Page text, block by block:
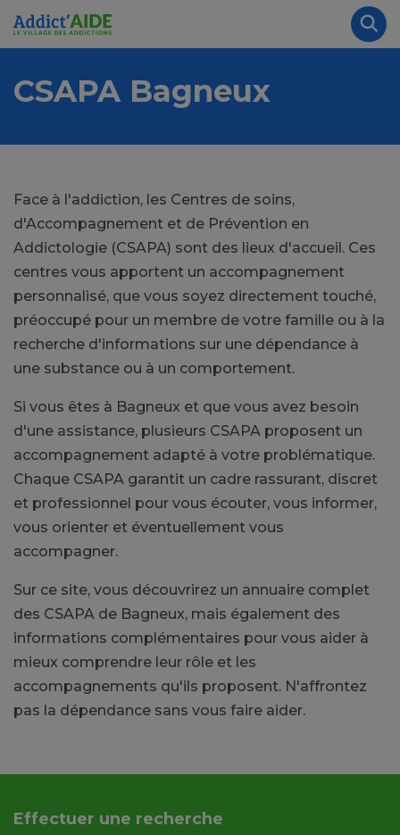
Aller au contenu principal
CSAPA Bagneux
Face à l'addiction, les Centres de soins,
d'Accompagnement et de Prévention en
Addictologie (CSAPA) sont des lieux d'accueil. Ces
centres vous apportent un accompagnement
personnalisé, que vous soyez directement touché,
préoccupé pour un membre de votre famille ou à la
recherche d'informations sur une dépendance à
une substance ou à un comportement.
Si vous êtes à Bagneux et que vous avez besoin
d'une assistance, plusieurs CSAPA proposent un
accompagnement adapté à votre problématique.
Chaque CSAPA garantit un cadre rassurant, discret
et professionnel pour vous écouter, vous informer,
vous orienter et éventuellement vous
accompagner.
Sur ce site, vous découvrirez un annuaire complet
des CSAPA de Bagneux, mais également des
informations complémentaires pour vous aider à
mieux comprendre leur rôle et les
accompagnements qu'ils proposent. N'affrontez
pas la dépendance sans vous faire aider.
Effectuer une recherche
Panneau de gestion des cookies